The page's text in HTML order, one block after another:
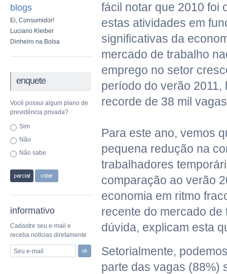
blogs
Ei, Consumidor!
Luciano Kleiber
Dinheiro na Bolsa
enquete
Você possui algum plano de
previdência privada?
Sim
Não
Não sabe
informativo
Cadastre seu e-mail e
receba notícias diretamente
Seu e-mail
fácil notar que 2010 foi
estas atividades em
significativas da
mercado de trabalho
emprego no setor
período do verão 2011,
recorde de 38 mil
Para este ano, vemos
pequena redução na
trabalhadores
comparação ao verão
economia em ritmo
recente do mercado de
dúvida, explicam esta
Setorialmente,
parte das vagas (88%)